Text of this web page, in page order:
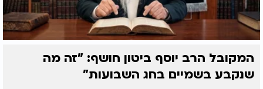
המקובל הרב יוסף ביטון חושף: "זה מה
שנקבע בשמיים בחג השבועות"